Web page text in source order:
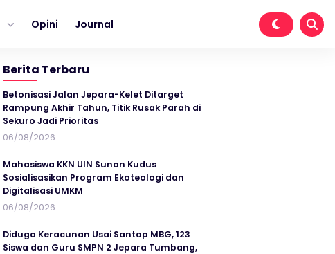
Opini Journal
Berita Terbaru
Betonisasi Jalan Jepara-Kelet Ditarget
Rampung Akhir Tahun, Titik Rusak Parah di
Sekuro Jadi Prioritas
06/08/2026
Mahasiswa KKN UIN Sunan Kudus
Sosialisasikan Program Ekoteologi dan
Digitalisasi UMKM
06/08/2026
Diduga Keracunan Usai Santap MBG, 123
Siswa dan Guru SMPN 2 Jepara Tumbang,